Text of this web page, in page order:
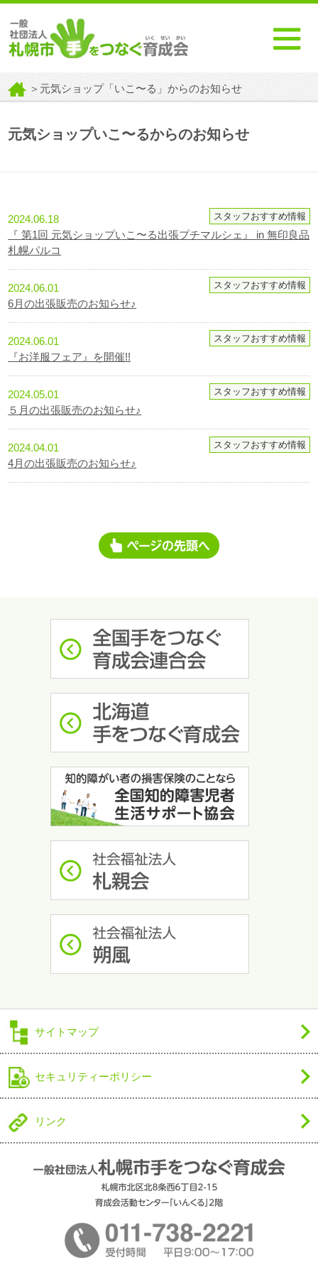
＞元気ショップ「いこ〜る」からのお知らせ
元気ショップいこ〜るからのお知らせ
スタッフおすすめ情報
2024.06.18
『 第1回 元気ショップいこ〜る出張プチマルシェ』 in 無印良品
札幌パルコ
スタッフおすすめ情報
2024.06.01
6月の出張販売のお知らせ♪
スタッフおすすめ情報
2024.06.01
『お洋服フェア』を開催!!
スタッフおすすめ情報
2024.05.01
５月の出張販売のお知らせ♪
スタッフおすすめ情報
2024.04.01
4月の出張販売のお知らせ♪
サイトマップ
セキュリティーポリシー
リンク